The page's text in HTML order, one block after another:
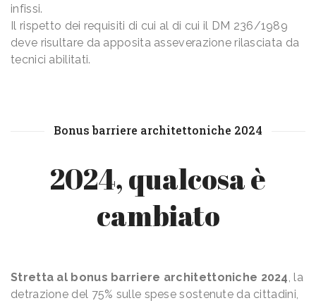
infissi.
Il rispetto dei requisiti di cui al di cui il DM 236/1989
deve risultare da apposita asseverazione rilasciata da
tecnici abilitati.
Bonus barriere architettoniche 2024
2024, qualcosa è
cambiato
Stretta al bonus barriere architettoniche 2024, la
detrazione del 75% sulle spese sostenute da cittadini,